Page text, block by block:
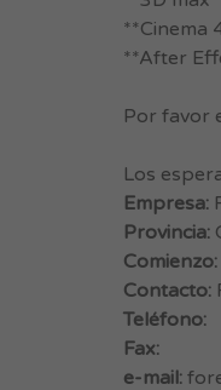
**Cinema
**After
Por favor
Los
Empresa:
Provincia:
Comienzo:
Contacto:
Teléfono:
Fax:
e-mail: